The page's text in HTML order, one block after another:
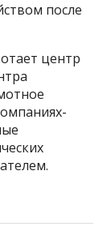
после
центр